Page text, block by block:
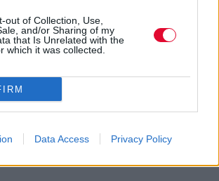
out of Collection, Use,
and/or Sharing of my
that Is Unrelated with the
which it was collected.
Data Access Privacy Policy